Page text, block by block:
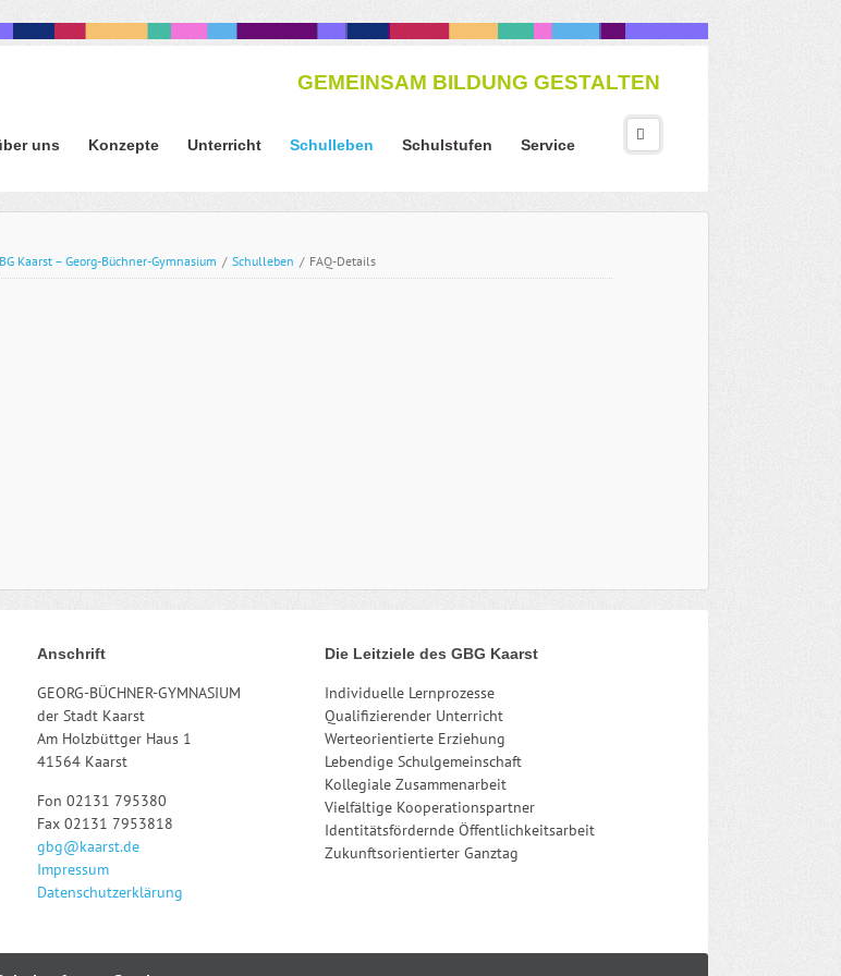
uns Konzepte Unterricht Schulleben Schulstufen Service
GEMEINSAM BILDUNG GESTALTEN
Kaarst – Georg-Büchner-Gymnasium / Schulleben / FAQ-Details
Anschrift
GEORG-BÜCHNER-GYMNASIUM
der Stadt Kaarst
Am Holzbüttger Haus 1
41564 Kaarst
Fon 02131 795380
Fax 02131 7953818
gbg@kaarst.de
Impressum
Datenschutzerklärung
Die Leitziele des GBG Kaarst
Individuelle Lernprozesse
Qualifizierender Unterricht
Werteorientierte Erziehung
Lebendige Schulgemeinschaft
Kollegiale Zusammenarbeit
Vielfältige Kooperationspartner
Identitätsfördernde Öffentlichkeitsarbeit
Zukunftsorientierter Ganztag